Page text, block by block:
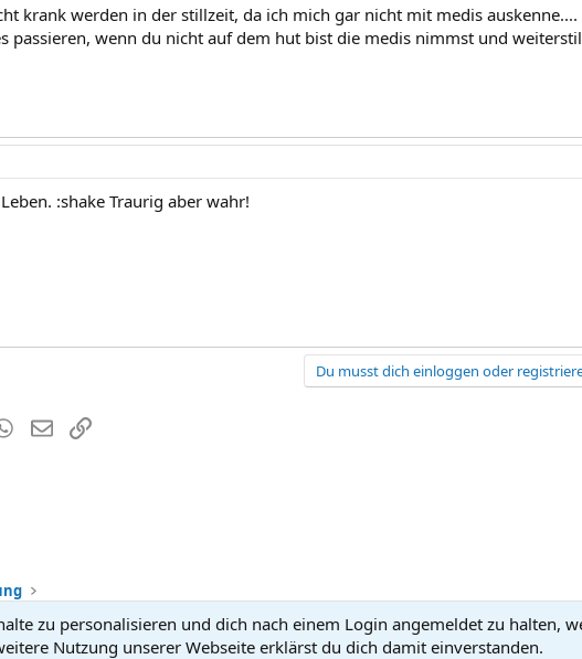
krank werden in der stillzeit, da ich mich gar nicht mit medis
passieren, wenn du nicht auf dem hut bist die medis nimmst und
:shake Traurig aber wahr!
Du musst dich einloggen oder
WhatsApp
E-MailLink
Kontakt Nutzungsbedingungen
zu personalisieren und dich nach einem Login angemeldet zu halten,
Nutzung unserer Webseite erklärst du dich damit einverstanden.